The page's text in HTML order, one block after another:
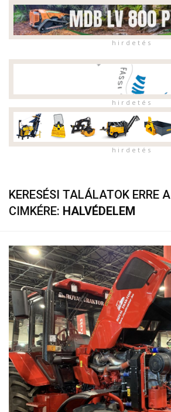
h i r d e t é s
h i r d e t é s
h i r d e t é s
KERESÉSI TALÁLATOK ERRE A
CIMKÉRE: HALVÉDELEM